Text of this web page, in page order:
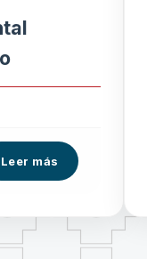
Leer más